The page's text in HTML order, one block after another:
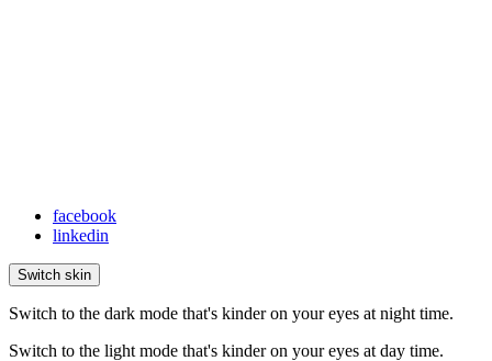
facebook
linkedin
Switch skin
Switch to the dark mode that's kinder on your eyes at night time.
Switch to the light mode that's kinder on your eyes at day time.